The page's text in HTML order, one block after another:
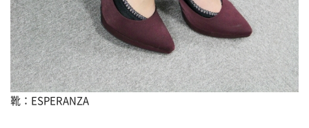
靴：ESPERANZA